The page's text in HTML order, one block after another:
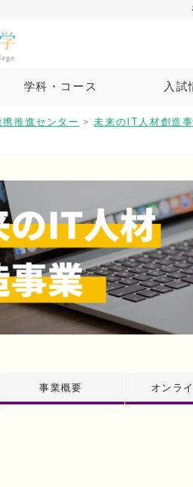
学科・コース 入試
携推進センター > 未来のIT人材創造
事業概要 オンラ